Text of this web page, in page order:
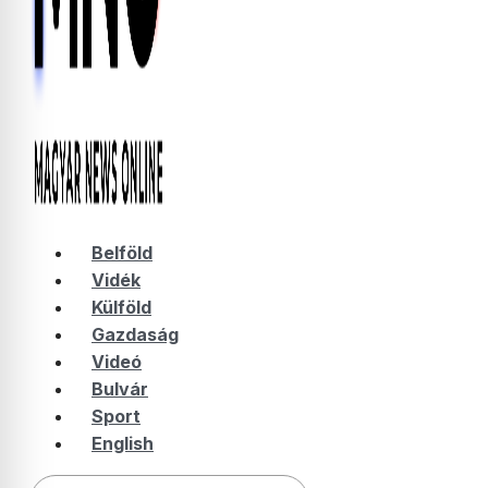
Belföld
Vidék
Külföld
Gazdaság
Videó
Bulvár
Sport
English